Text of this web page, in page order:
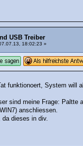
USB Treiber
18:02:23 »
funktionoert, System will
sind meine Frage: Paltte
anschliessen.
dieses in div.